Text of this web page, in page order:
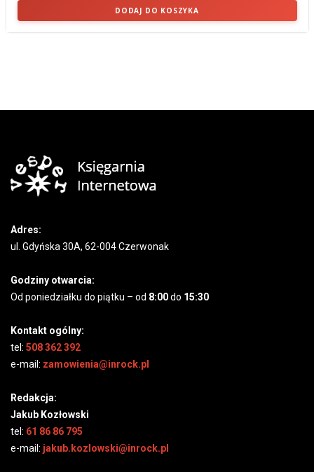
DODAJ DO KOSZYKA
Adres:
ul. Gdyńska 30A, 62-004 Czerwonak
Godziny otwarcia:
Od poniedziałku do piątku – od 8:00do 15:30
Kontakt ogólny:
tel: 508 362 392
e-mail: zamowienia@inrock.pl
Redakcja:
Jakub Kozłowski
tel: 61 86 86 795
e-mail: jakub.kozlowski@inrock.pl